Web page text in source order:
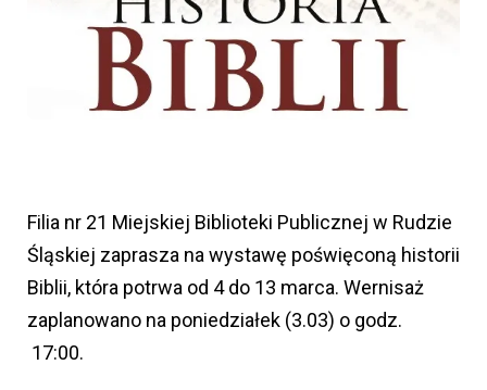
Filia nr 21 Miejskiej Biblioteki Publicznej w Rudzie
Śląskiej zaprasza na wystawę poświęconą historii
Biblii, która potrwa od 4 do 13 marca. Wernisaż
zaplanowano na poniedziałek (3.03) o godz.
17:00.